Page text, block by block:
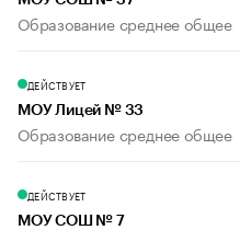
Образование среднее общее
ДЕЙСТВУЕТ
МОУ Лицей № 33
Образование среднее общее
ДЕЙСТВУЕТ
МОУ СОШ № 7